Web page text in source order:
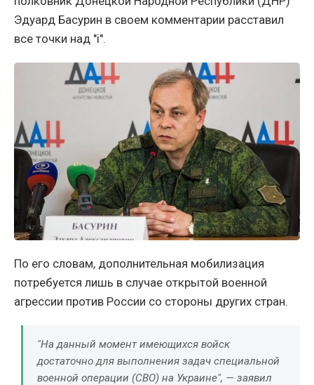
Эдуард Басурин в своем комментарии расставил
все точки над "i".
По его словам, дополнительная мобилизация
потребуется лишь в случае открытой военной
агрессии против России со стороны других стран.
"На данный момент имеющихся войск
достаточно для выполнения задач специальной
военной операции (СВО) на Украине", — заявил